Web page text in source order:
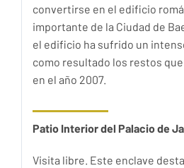
convertirse en el edificio
importante de la Ciudad de
el edificio ha sufrido un
como resultado los restos
en el año 2007.
Patio Interior del Palacio de
Visita libre. Este enclave